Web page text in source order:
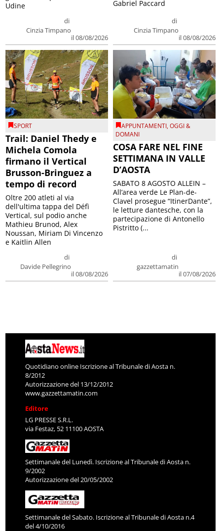
di
Cinzia Timpano
il 08/08/2026
Udine
di
Cinzia Timpano
il 08/08/2026
Gabriel Paccard
SPORT
Trail: Daniel Thedy e
Michela Comola
firmano il Vertical
Brusson-Bringuez a
tempo di record
di
Davide Pellegrino
il 08/08/2026
Oltre 200 atleti al via
dell'ultima tappa del Défì
Vertical, sul podio anche
Mathieu Brunod, Alex
Noussan, Miriam Di Vincenzo
e Kaitlin Allen
APPUNTAMENTI,OGGI &
DOMANI
COSA FARE NEL FINE
SETTIMANA IN VALLE
D’AOSTA
di
gazzettamatin
il 07/08/2026
SABATO 8 AGOSTO ALLEIN –
All’area verde Le Plan-de-
Clavel prosegue “ItinerDante”,
le letture dantesche, con la
partecipazione di Antonello
Pistritto (...
Quotidiano online Iscrizione al Tribunale di Aosta n.
8/2012
Autorizzazione del 13/12/2012
www.gazzettamatin.com
Editore
LG PRESSE S.R.L.
via Festaz, 52 11100 AOSTA
Settimanale del Lunedì. Iscrizione al Tribunale di Aosta n.
9/2002
Autorizzazione del 20/05/2002
Settimanale del Sabato. Iscrizione al Tribunale di Aosta n.4
del 4/10/2016